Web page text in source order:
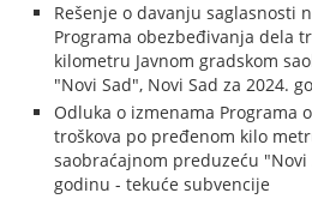
Rešenje o davanju saglasnosti
Programa obezbeđivanja dela
kilometru Javnom gradskom
"Novi Sad", Novi Sad za 2024.
Odluka o izmenama Programa
troškova po pređenom kilo
saobraćajnom preduzeću "Novi
godinu - tekuće subvencije